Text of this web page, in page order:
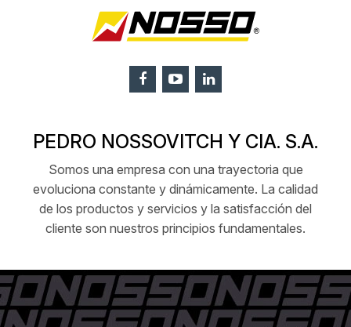
PEDRO NOSSOVITCH Y CIA. S.A.
Somos una empresa con una trayectoria que
evoluciona constante y dinámicamente. La calidad
de los productos y servicios y la satisfacción del
cliente son nuestros principios fundamentales.